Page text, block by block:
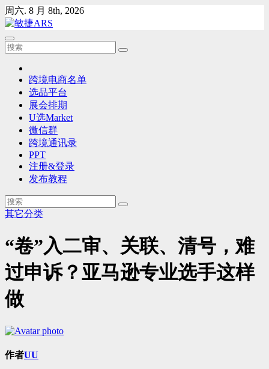
Skip
to
content
周六. 8 月 8th, 2026
跨境电商名单
选品平台
展会排期
U选Market
微信群
跨境通讯录
PPT
注册&登录
发布教程
其它分类
“卷”入二审、关联、清号，难
过申诉？亚马逊专业选手这样
做
作者UU